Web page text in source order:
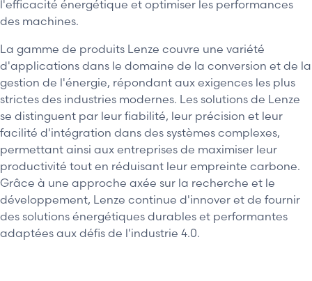
l'efficacité énergétique et optimiser les performances
des machines.
La gamme de produits Lenze couvre une variété
d'applications dans le domaine de la conversion et de la
gestion de l'énergie, répondant aux exigences les plus
strictes des industries modernes. Les solutions de Lenze
se distinguent par leur fiabilité, leur précision et leur
facilité d'intégration dans des systèmes complexes,
permettant ainsi aux entreprises de maximiser leur
productivité tout en réduisant leur empreinte carbone.
Grâce à une approche axée sur la recherche et le
développement, Lenze continue d'innover et de fournir
des solutions énergétiques durables et performantes
adaptées aux défis de l'industrie 4.0.